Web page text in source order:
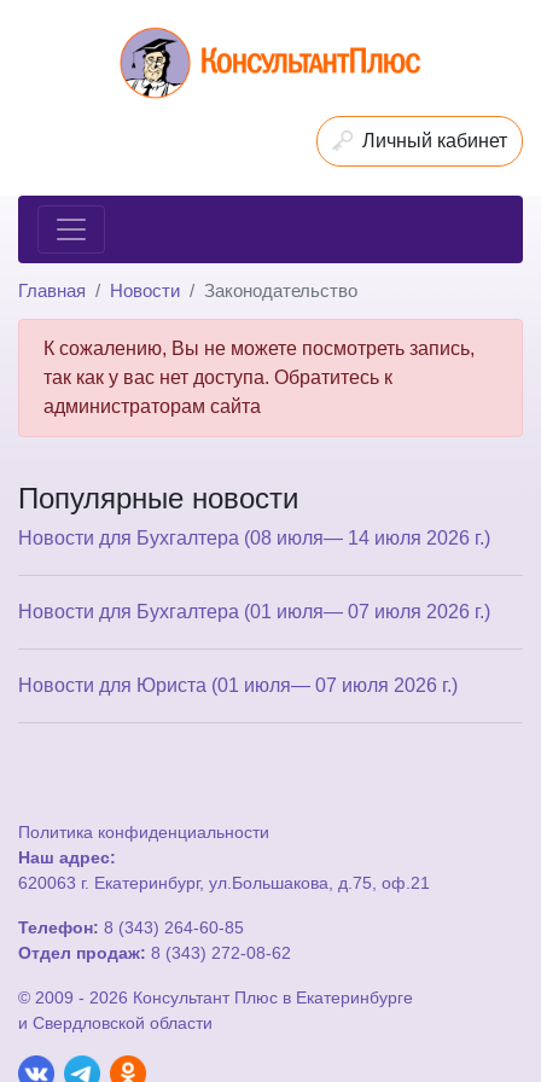
Личный кабинет
Главная Новости Законодательство
К сожалению, Вы не можете посмотреть запись,
так как у вас нет доступа. Обратитесь к
администраторам сайта
Популярные новости
Новости для Бухгалтера (08 июля— 14 июля 2026 г.)
Новости для Бухгалтера (01 июля— 07 июля 2026 г.)
Новости для Юриста (01 июля— 07 июля 2026 г.)
Политика конфиденциальности
Наш адрес:
620063 г. Екатеринбург, ул.Большакова, д.75, оф.21
Телефон: 8 (343) 264-60-85
Отдел продаж: 8 (343) 272-08-62
© 2009 - 2026 Консультант Плюс в Екатеринбурге
и Свердловской области